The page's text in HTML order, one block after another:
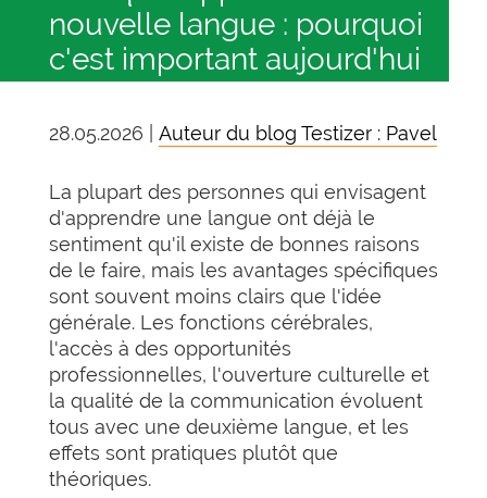
nouvelle langue : pourquoi
c'est important aujourd'hui
28.05.2026 | Auteur du blog Testizer : Pavel
La plupart des personnes qui envisagent
d'apprendre une langue ont déjà le
sentiment qu'il existe de bonnes raisons
de le faire, mais les avantages spécifiques
sont souvent moins clairs que l'idée
générale. Les fonctions cérébrales,
l'accès à des opportunités
professionnelles, l'ouverture culturelle et
la qualité de la communication évoluent
tous avec une deuxième langue, et les
effets sont pratiques plutôt que
théoriques.